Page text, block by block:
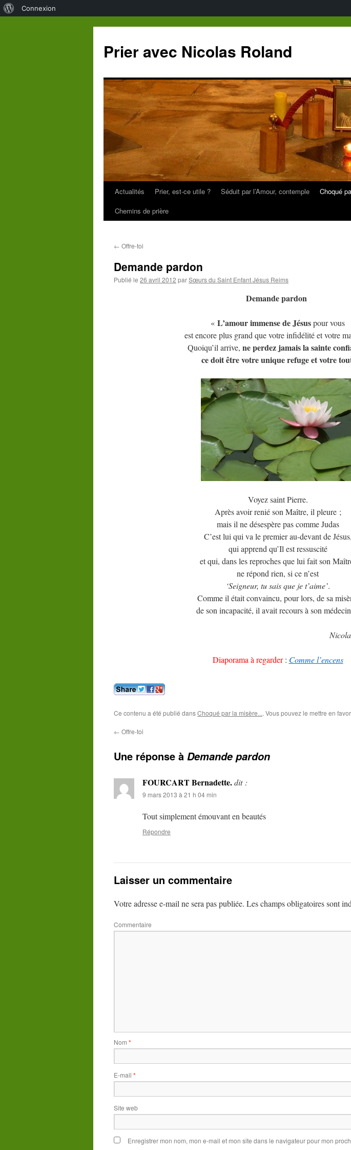
Connexion
Prier avec Nicolas Roland
Aller
Actualités Prier, est-ce utile ? Séduit par l’Amour, contemple Choqué
Chemins de prière
← Offre-toi
Demande pardon
Publié le 26 avril 2012 parSœurs du Saint Enfant Jésus Reims
Demande pardon
« L’amour immense de Jésuspour vous
est encore plus grand que votre infidélité et votre
Quoiqu’il arrive, ne perdez jamais la sainte
ce doit être votre unique refuge et votre
Voyez saint Pierre.
Après avoir renié son Maître, il pleure ;
mais il ne désespère pas comme Judas
C’est lui qui va le premier au-devant de Jésus,
qui apprend qu’Il est ressuscité
et qui, dans les reproches que lui fait son
ne répond rien, si ce n’est
‘Seigneur, tu sais que je t’aime’.
Comme il était convaincu, pour lors, de sa
de son incapacité, il avait recours à son
Nicolas
Diaporama à regarder: Comme l’encens
Ce contenu a été publié dansChoqué par la misère.... Vous pouvez le mettre en
← Offre-toi
Une réponse à Demande pardon
FOURCART Bernadette.dit :
9 mars 2013 à 21 h 04 min
Tout simplement émouvant en beautés
Répondre
Laisser un commentaire
Votre adresse e-mail ne sera pas publiée. Les champs obligatoires sont
Commentaire
Nom *
E-mail *
Site web
Enregistrer mon nom, mon e-mail et mon site dans le navigateur pour mon